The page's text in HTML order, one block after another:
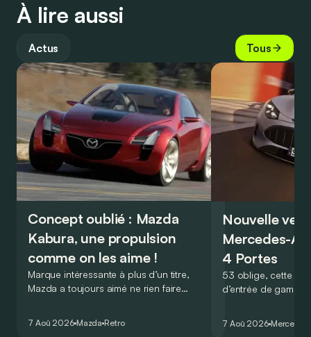
À lire aussi
Actus Tous
Concept oublié : Mazda
Kabura, une propulsion
comme on les aime !
Marque intéressante à plus d’un titre,
Mazda a toujours aimé ne rien faire
de la plus belle des manières…
7 Aoû 2026 Mazda Retro
Nouvelle
Mercedes-
4 Portes
53 oblige, cette
d’entrée de
moins…
7 Aoû 2026 Mercedes